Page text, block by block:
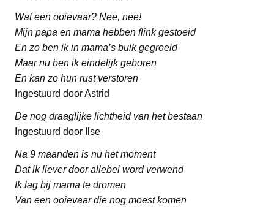
Wat een ooievaar? Nee, nee!
Mijn papa en mama hebben flink gestoeid
En zo ben ik in mama’s buik gegroeid
Maar nu ben ik eindelijk geboren
En kan zo hun rust verstoren
Ingestuurd door Astrid
De nog draaglijke lichtheid van het bestaan
Ingestuurd door Ilse
Na 9 maanden is nu het moment
Dat ik liever door allebei word verwend
Ik lag bij mama te dromen
Van een ooievaar die nog moest komen